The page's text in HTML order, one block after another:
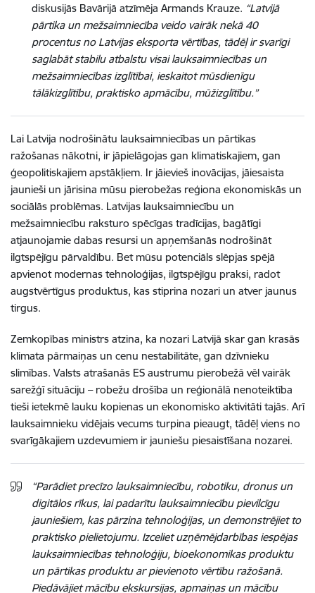
diskusijās Bavārijā atzīmēja Armands Krauze. “Latvijā
pārtika un mežsaimniecība veido vairāk nekā 40
procentus no Latvijas eksporta vērtības, tādēļ ir svarīgi
saglabāt stabilu atbalstu visai lauksaimniecības un
mežsaimniecības izglītībai, ieskaitot mūsdienīgu
tālākizglītību, praktisko apmācību, mūžizglītību.”
Lai Latvija nodrošinātu lauksaimniecības un pārtikas
ražošanas nākotni, ir jāpielāgojas gan klimatiskajiem, gan
ģeopolitiskajiem apstākļiem. Ir jāievieš inovācijas, jāiesaista
jaunieši un jārisina mūsu pierobežas reģiona ekonomiskās un
sociālās problēmas. Latvijas lauksaimniecību un
mežsaimniecību raksturo spēcīgas tradīcijas, bagātīgi
atjaunojamie dabas resursi un apņemšanās nodrošināt
ilgtspējīgu pārvaldību. Bet mūsu potenciāls slēpjas spējā
apvienot modernas tehnoloģijas, ilgtspējīgu praksi, radot
augstvērtīgus produktus, kas stiprina nozari un atver jaunus
tirgus.
Zemkopības ministrs atzina, ka nozari Latvijā skar gan krasās
klimata pārmaiņas un cenu nestabilitāte, gan dzīvnieku
slimības. Valsts atrašanās ES austrumu pierobežā vēl vairāk
sarežģī situāciju – robežu drošība un reģionālā nenoteiktība
tieši ietekmē lauku kopienas un ekonomisko aktivitāti tajās. Arī
lauksaimnieku vidējais vecums turpina pieaugt, tādēļ viens no
svarīgākajiem uzdevumiem ir jauniešu piesaistīšana nozarei.
“Parādiet precīzo lauksaimniecību, robotiku, dronus un
digitālos rīkus, lai padarītu lauksaimniecību pievilcīgu
jauniešiem, kas pārzina tehnoloģijas, un demonstrējiet to
praktisko pielietojumu. Izceliet uzņēmējdarbības iespējas
lauksaimniecības tehnoloģiju, bioekonomikas produktu
un pārtikas produktu ar pievienoto vērtību ražošanā.
Piedāvājiet mācību ekskursijas, apmaiņas un mācību